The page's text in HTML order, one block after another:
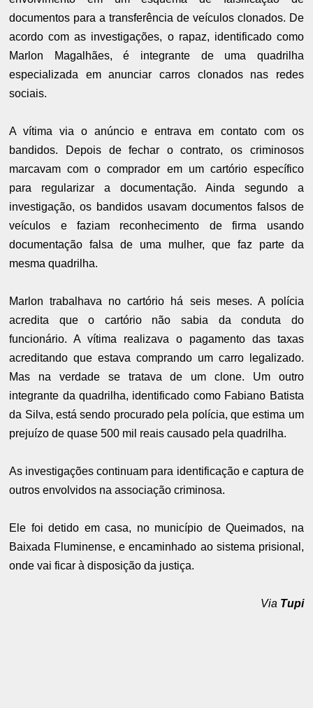
documentos para a transferência de veículos clonados. De
acordo com as investigações, o rapaz, identificado como
Marlon Magalhães, é integrante de uma quadrilha
especializada em anunciar carros clonados nas redes
sociais.
A vítima via o anúncio e entrava em contato com os
bandidos. Depois de fechar o contrato, os criminosos
marcavam com o comprador em um cartório específico
para regularizar a documentação. Ainda segundo a
investigação, os bandidos usavam documentos falsos de
veículos e faziam reconhecimento de firma usando
documentação falsa de uma mulher, que faz parte da
mesma quadrilha.
Marlon trabalhava no cartório há seis meses. A polícia
acredita que o cartório não sabia da conduta do
funcionário. A vítima realizava o pagamento das taxas
acreditando que estava comprando um carro legalizado.
Mas na verdade se tratava de um clone. Um outro
integrante da quadrilha, identificado como Fabiano Batista
da Silva, está sendo procurado pela polícia, que estima um
prejuízo de quase 500 mil reais causado pela quadrilha.
As investigações continuam para identificação e captura de
outros envolvidos na associação criminosa.
Ele foi detido em casa, no município de Queimados, na
Baixada Fluminense, e encaminhado ao sistema prisional,
onde vai ficar à disposição da justiça.
Via Tupi